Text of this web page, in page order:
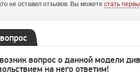
не оставил отзывов. Вы можете стать
вопрос о данной модели
на него ответим!